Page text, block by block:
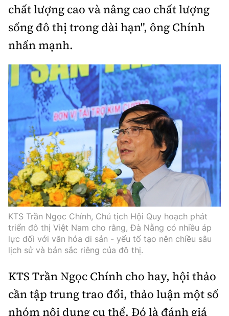
chất lượng cao và nâng cao chất lượng
sống đô thị trong dài hạn", ông Chính
nhấn mạnh.
KTS Trần Ngọc Chính, Chủ tịch Hội Quy hoạch phát
triển đô thị Việt Nam cho rằng, Đà Nẵng có nhiều áp
lực đối với văn hóa di sản - yếu tố tạo nên chiều sâu
lịch sử và bản sắc riêng của đô thị.
KTS Trần Ngọc Chính cho hay, hội thảo
cần tập trung trao đổi, thảo luận một số
nhóm nội dung cụ thể. Đó là đánh giá